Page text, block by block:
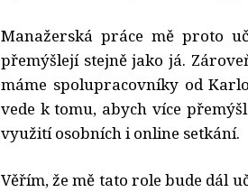
Manažerská práce mě proto
přemýšlejí stejně jako já.
máme spolupracovníky od
vede k tomu, abych více
využití osobních i online setkání.
Věřím, že mě tato role bude dál